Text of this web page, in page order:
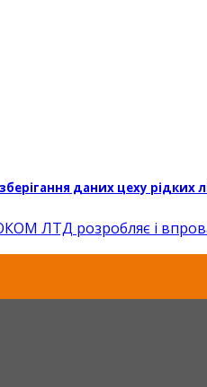
даних цеху рідких
ЛТД розробляє і